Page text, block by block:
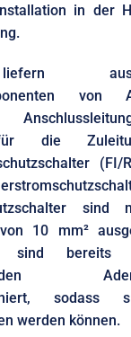
in der
von
für die
(FI/
sind
10 mm²
sind
sodass
werden können.